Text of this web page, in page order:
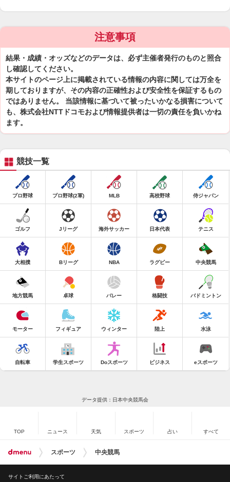
注意事項
結果・成績・オッズなどのデータは、必ず主催者発行のものと照合
し確認してください。
本サイトのページ上に掲載されている情報の内容に関しては万全を
期しておりますが、その内容の正確性および安全性を保証するもの
ではありません。 当該情報に基づいて被ったいかなる損害について
も、株式会社NTTドコモおよび情報提供者は一切の責任を負いかね
ます。
競技一覧
プロ野球 プロ野球(2軍) MLB 高校野球 侍ジャパン
ゴルフ Jリーグ 海外サッカー 日本代表 テニス
大相撲 Bリーグ NBA ラグビー 中央競馬
地方競馬 卓球 バレー 格闘技 バドミントン
モーター フィギュア ウィンター 陸上 水泳
自転車 学生スポーツ Doスポーツ ビジネス eスポーツ
データ提供：日本中央競馬会
TOP ニュース 天気 スポーツ 占い すべて
スポーツ 中央競馬
サイトご利用にあたって